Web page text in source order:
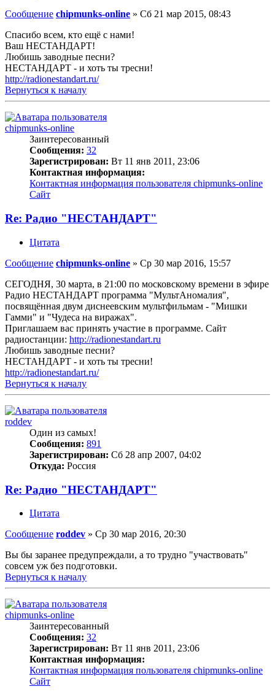
Сообщение chipmunks-online » Сб 21 мар 2015, 08:43
Спасибо всем, кто ещё с нами!
Ваш НЕСТАНДАРТ!
Любишь заводные песни?
НЕСТАНДАРТ - и хоть ты тресни!
http://radionestandart.ru/
Вернуться к началу
chipmunks-online
Заинтересованный
Сообщения: 32
Зарегистрирован: Вт 11 янв 2011, 23:06
Контактная информация:
Контактная информация пользователя chipmunks-online
Сайт
Re: Радио "НЕСТАНДАРТ"
Цитата
Сообщение chipmunks-online » Ср 30 мар 2016, 15:57
СЕГОДНЯ, 30 марта, в 21:00 по московскому времени в эфире
Радио НЕСТАНДАРТ программа "МультАномалия",
посвящённая двум диснеевским мультфильмам - "Мишки
Гамми" и "Чудеса на виражах".
Приглашаем вас принять участие в программе. Сайт
радиостанции: http://radionestandart.ru
Любишь заводные песни?
НЕСТАНДАРТ - и хоть ты тресни!
http://radionestandart.ru/
Вернуться к началу
roddev
Один из самых!
Сообщения: 891
Зарегистрирован: Сб 28 апр 2007, 04:02
Откуда: Россия
Re: Радио "НЕСТАНДАРТ"
Цитата
Сообщение roddev » Ср 30 мар 2016, 20:30
Вы бы заранее предупреждали, а то трудно "участвовать"
совсем уж без подготовки.
Вернуться к началу
chipmunks-online
Заинтересованный
Сообщения: 32
Зарегистрирован: Вт 11 янв 2011, 23:06
Контактная информация:
Контактная информация пользователя chipmunks-online
Сайт